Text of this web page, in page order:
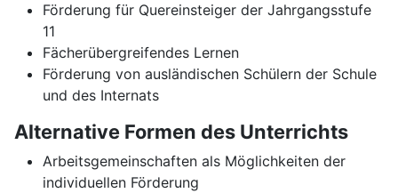
Förderung für Quereinsteiger der Jahrgangsstufe
11
Fächerübergreifendes Lernen
Förderung von ausländischen Schülern der Schule
und des Internats
Alternative Formen des Unterrichts
Arbeitsgemeinschaften als Möglichkeiten der
individuellen Förderung